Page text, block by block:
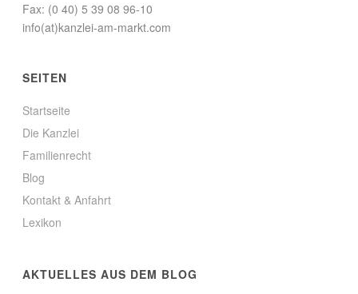
Fax: (0 40) 5 39 08 96-10
info(at)kanzlei-am-markt.com
SEITEN
Startseite
Die Kanzlei
Familienrecht
Blog
Kontakt & Anfahrt
Lexikon
AKTUELLES AUS DEM BLOG